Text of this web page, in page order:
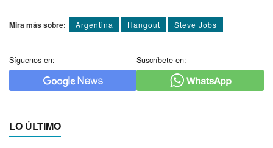
Mira más sobre: Argentina Hangout Steve Jobs
Síguenos en: Suscríbete en:
LO ÚLTIMO